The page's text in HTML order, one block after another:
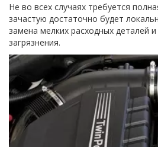
Не во всех случаях требуется
зачастую достаточно будет
замена мелких расходных деталей и
загрязнения.